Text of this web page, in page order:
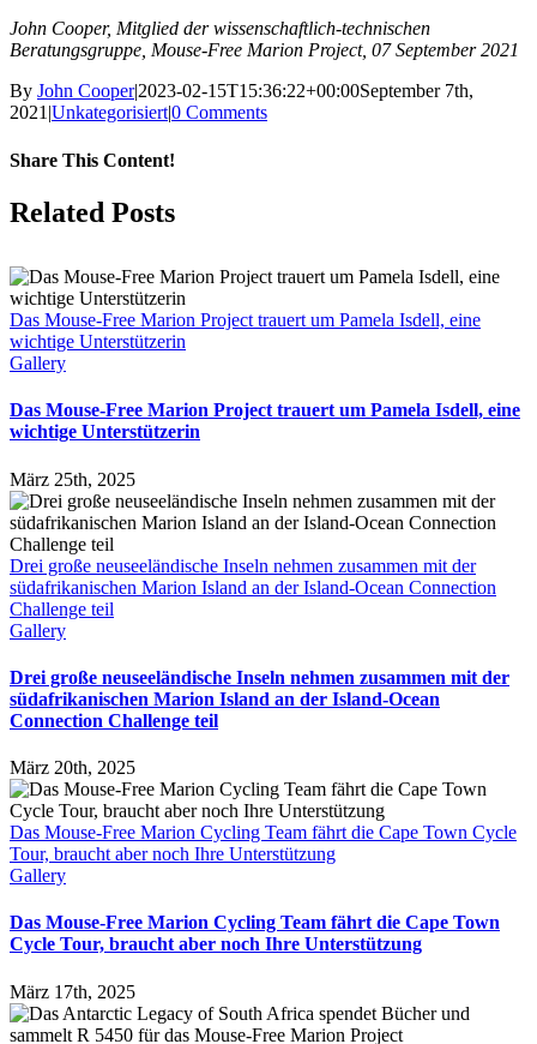
John Cooper, Mitglied der wissenschaftlich-technischen
Beratungsgruppe, Mouse-Free Marion Project, 07 September 2021
By John Cooper|2023-02-15T15:36:22+00:00September 7th,
2021|Unkategorisiert|0 Comments
Share This Content!
Facebook
X
LinkedIn
WhatsApp
Tumblr
Pinterest
Email
Related Posts
Das Mouse-Free Marion Project trauert um Pamela Isdell, eine
wichtige Unterstützerin
Gallery
Das Mouse-Free Marion Project trauert um Pamela Isdell, eine
wichtige Unterstützerin
März 25th, 2025
Drei große neuseeländische Inseln nehmen zusammen mit der
südafrikanischen Marion Island an der Island-Ocean Connection
Challenge teil
Gallery
Drei große neuseeländische Inseln nehmen zusammen mit der
südafrikanischen Marion Island an der Island-Ocean
Connection Challenge teil
März 20th, 2025
Das Mouse-Free Marion Cycling Team fährt die Cape Town Cycle
Tour, braucht aber noch Ihre Unterstützung
Gallery
Das Mouse-Free Marion Cycling Team fährt die Cape Town
Cycle Tour, braucht aber noch Ihre Unterstützung
März 17th, 2025